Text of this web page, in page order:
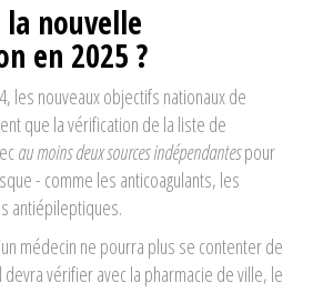
la nouvelle
en 2025 ?
les nouveaux objectifs nationaux de
que la vérification de la liste de
au moins deux sources indépendantespour
- comme les anticoagulants, les
antiépileptiques.
médecin ne pourra plus se contenter de
vérifier avec la pharmacie de ville, le